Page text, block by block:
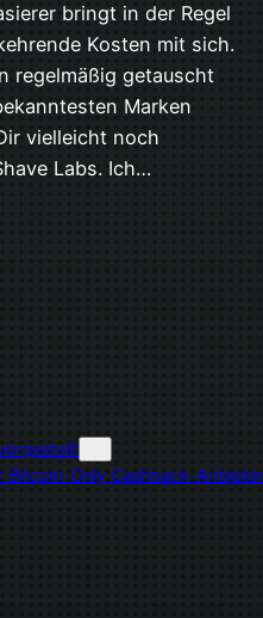
bringt in der Regel
Kosten mit sich.
regelmäßig getauscht
Marken
vielleicht noch
Labs. Ich…
Bitcoin-Only Cashback-Anbieter